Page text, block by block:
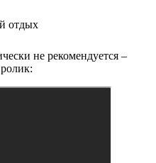
не рекомендуется –